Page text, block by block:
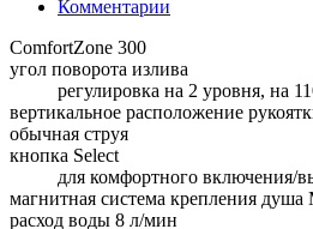
Комментарии
ComfortZone 300
угол поворота излива
регулировка на 2 уровня, на
вертикальное расположение
обычная струя
кнопка Select
для комфортного включения/
магнитная система крепления душа
расход воды 8 л/мин